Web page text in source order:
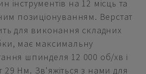
інструментів на 12 місць та
позиціонуванням. Верстат
для виконання складних
має максимальну
шпинделя 12 000 об/хв і
Нм. Зв'яжіться з нами для